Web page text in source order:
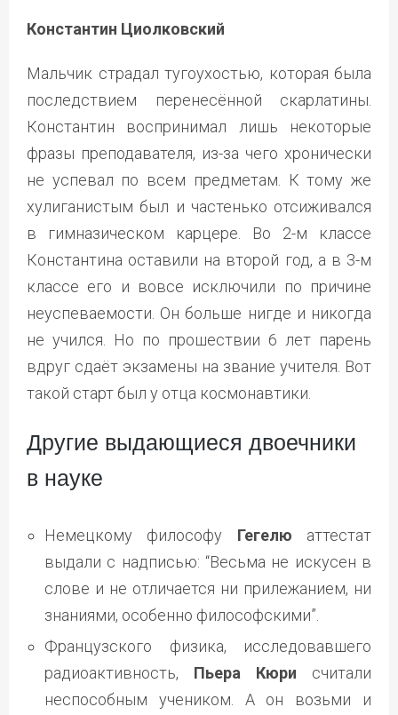
Константин Циолковский
Мальчик страдал тугоухостью, которая была
последствием перенесённой скарлатины.
Константин воспринимал лишь некоторые
фразы преподавателя, из-за чего хронически
не успевал по всем предметам. К тому же
хулиганистым был и частенько отсиживался
в гимназическом карцере. Во 2-м классе
Константина оставили на второй год, а в 3-м
классе его и вовсе исключили по причине
неуспеваемости. Он больше нигде и никогда
не учился. Но по прошествии 6 лет парень
вдруг сдаёт экзамены на звание учителя. Вот
такой старт был у отца космонавтики.
Другие выдающиеся двоечники
в науке
Немецкому философу Гегелю аттестат
выдали с надписью: “Весьма не искусен в
слове и не отличается ни прилежанием, ни
знаниями, особенно философскими”.
Французского физика, исследовавшего
радиоактивность, Пьера Кюри считали
неспособным учеником. А он возьми и